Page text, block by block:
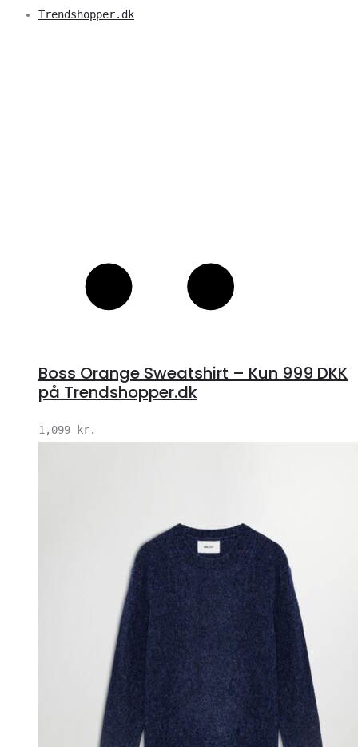
pris
Boss Orange Sweatshirt – Kun 999 DKK
på Trendshopper.dk
1,099 kr.